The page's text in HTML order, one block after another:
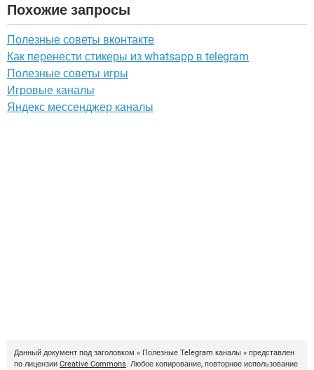
Похожие запросы
Полезные советы вконтакте
Как перенести стикеры из whatsapp в telegram
Полезные советы игры
Игровые каналы
Яндекс мессенджер каналы
Данный документ под заголовком « Полезные Telegram каналы » представлен
по лицензии Creative Commons. Любое копирование, повторное использование